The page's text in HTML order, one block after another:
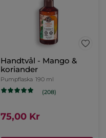
Handtvål - Mango &
koriander
Pumpflaska 190 ml
(208)
75,00 Kr